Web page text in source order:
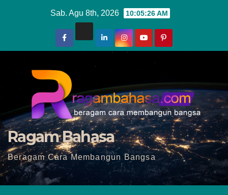
Sab. Agu 8th, 2026 10:05:28 AM
Ragam Bahasa
Beragam Cara Membangun Bangsa